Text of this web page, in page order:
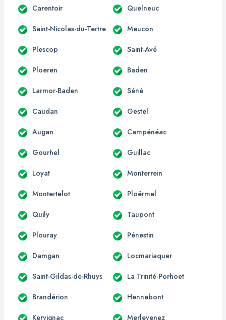
Carentoir Quelneuc
Saint-Nicolas-du-Tertre Meucon
Plescop Saint-Avé
Ploeren Baden
Larmor-Baden Séné
Caudan Gestel
Augan Campénéac
Gourhel Guillac
Loyat Monterrein
Montertelot Ploërmel
Quily Taupont
Plouray Pénestin
Damgan Locmariaquer
Saint-Gildas-de-Rhuys La Trinité-Porhoët
Brandérion Hennebont
Kervignac Merlevenez